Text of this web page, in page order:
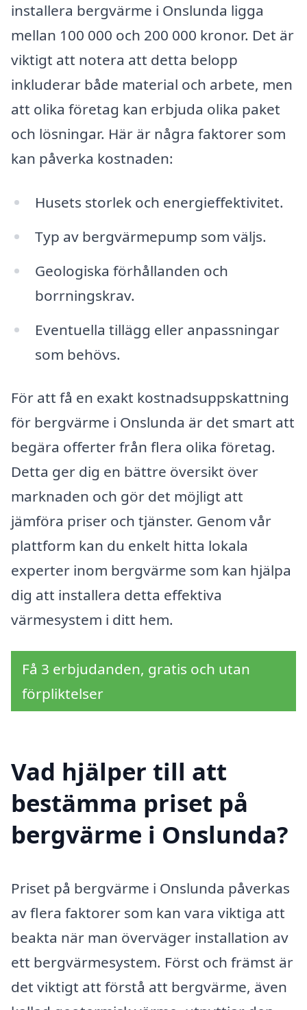
installera bergvärme i Onslunda ligga
mellan 100 000 och 200 000 kronor. Det är
viktigt att notera att detta belopp
inkluderar både material och arbete, men
att olika företag kan erbjuda olika paket
och lösningar. Här är några faktorer som
kan påverka kostnaden:
Husets storlek och energieffektivitet.
Typ av bergvärmepump som väljs.
Geologiska förhållanden och
borrningskrav.
Eventuella tillägg eller anpassningar
som behövs.
För att få en exakt kostnadsuppskattning
för bergvärme i Onslunda är det smart att
begära offerter från flera olika företag.
Detta ger dig en bättre översikt över
marknaden och gör det möjligt att
jämföra priser och tjänster. Genom vår
plattform kan du enkelt hitta lokala
experter inom bergvärme som kan hjälpa
dig att installera detta effektiva
värmesystem i ditt hem.
Få 3 erbjudanden, gratis och utan
förpliktelser
Vad hjälper till att
bestämma priset på
bergvärme i Onslunda?
Priset på bergvärme i Onslunda påverkas
av flera faktorer som kan vara viktiga att
beakta när man överväger installation av
ett bergvärmesystem. Först och främst är
det viktigt att förstå att bergvärme, även